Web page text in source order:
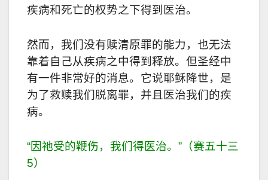
疾病和死亡的权势之下得到医治。
然而，我们没有赎清原罪的能力，也无法
靠着自己从疾病之中得到释放。但圣经中
有一件非常好的消息。它说耶稣降世，是
为了救赎我们脱离罪，并且医治我们的疾
病。
“因祂受的鞭伤，我们得医治。”（赛五十三
5）